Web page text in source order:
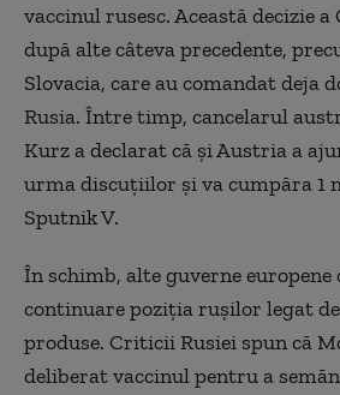
vaccinul rusesc. Această decizie
după alte câteva precedente,
Slovacia, care au comandat deja
Rusia. Între timp, cancelarul
Kurz a declarat că și Austria a
urma discuțiilor și va cumpăra 1
Sputnik V.
În schimb, alte guverne
continuare poziția rușilor legat
produse. Criticii Rusiei spun că
deliberat vaccinul pentru a